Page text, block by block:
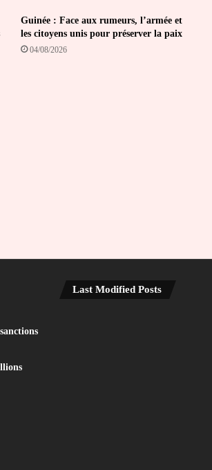
Guinée : Face aux rumeurs, l’armée et
les citoyens unis pour préserver la paix
04/08/2026
Last Modified Posts